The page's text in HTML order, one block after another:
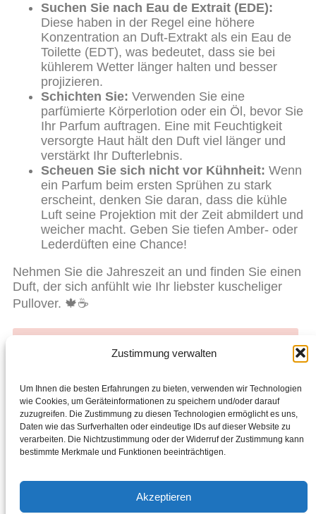
Zustimmung verwalten
Um Ihnen die besten Erfahrungen zu bieten, verwenden wir Technologien
wie Cookies, um Geräteinformationen zu speichern und/oder darauf
zuzugreifen. Die Zustimmung zu diesen Technologien ermöglicht es uns,
Daten wie das Surfverhalten oder eindeutige IDs auf dieser Website zu
verarbeiten. Die Nichtzustimmung oder der Widerruf der Zustimmung kann
bestimmte Merkmale und Funktionen beeinträchtigen.
Akzeptieren
Suchen Sie nach Eau de Extrait (EDE):
Diese haben in der Regel eine höhere
Konzentration an Duft-Extrakt als ein Eau de
Toilette (EDT), was bedeutet, dass sie bei
kühlerem Wetter länger halten und besser
projizieren.
Schichten Sie: Verwenden Sie eine
parfümierte Körperlotion oder ein Öl, bevor Sie
Ihr Parfum auftragen. Eine mit Feuchtigkeit
versorgte Haut hält den Duft viel länger und
verstärkt Ihr Dufterlebnis.
Scheuen Sie sich nicht vor Kühnheit: Wenn
ein Parfum beim ersten Sprühen zu stark
erscheint, denken Sie daran, dass die kühle
Luft seine Projektion mit der Zeit abmildert und
weicher macht. Geben Sie tiefen Amber- oder
Lederdüften eine Chance!
Nehmen Sie die Jahreszeit an und finden Sie einen
Duft, der sich anfühlt wie Ihr liebster kuscheliger
Pullover. 🍁☕
Facebook
ZURÜCK
Aurodhea
WEITER